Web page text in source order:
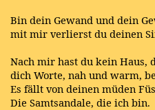
Bin dein Gewand und dein
mit mir verlierst du deinen
Nach mir hast du kein Haus,
dich Worte, nah und warm,
Es fällt von deinen müden
Die Samtsandale, die ich bin.